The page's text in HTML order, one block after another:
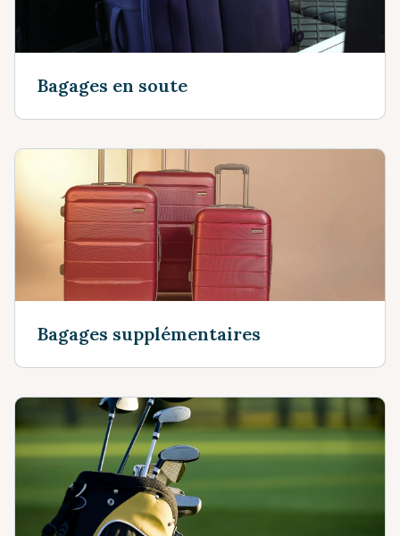
Bagages en soute
Bagages supplémentaires